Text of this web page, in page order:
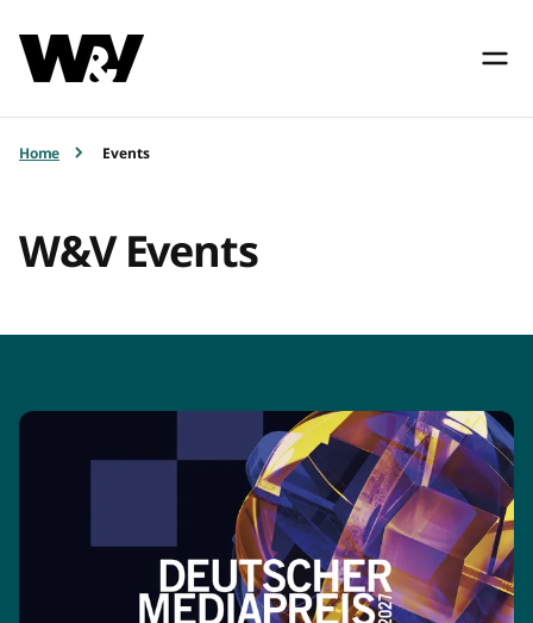
Home Events
W&V Events